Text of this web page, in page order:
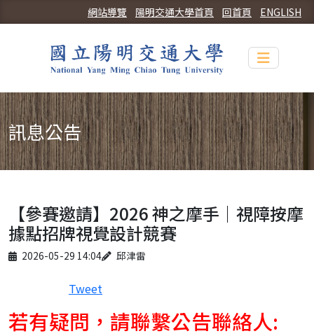
ENGLISH
回首頁
陽明交通大學首頁
網站導覽
Toggle
訊息公告
【參賽邀請】2026 神之摩手｜視障按摩
據點招牌視覺設計競賽
Published on
2026-05-29 14:04
Author 邱津雷
Tweet
若有疑問，請聯繫公告聯絡人: